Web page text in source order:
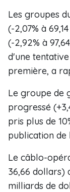
Les groupes
(-2,07% à
(-2,92% à
d'une
première, a
Le groupe de
progressé
pris plus de
publication de
Le câblo-
36,66 dollars)
milliards de